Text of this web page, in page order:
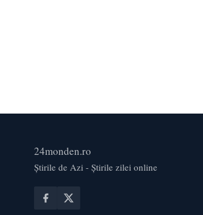
24monden.ro
Știrile de Azi - Știrile zilei online